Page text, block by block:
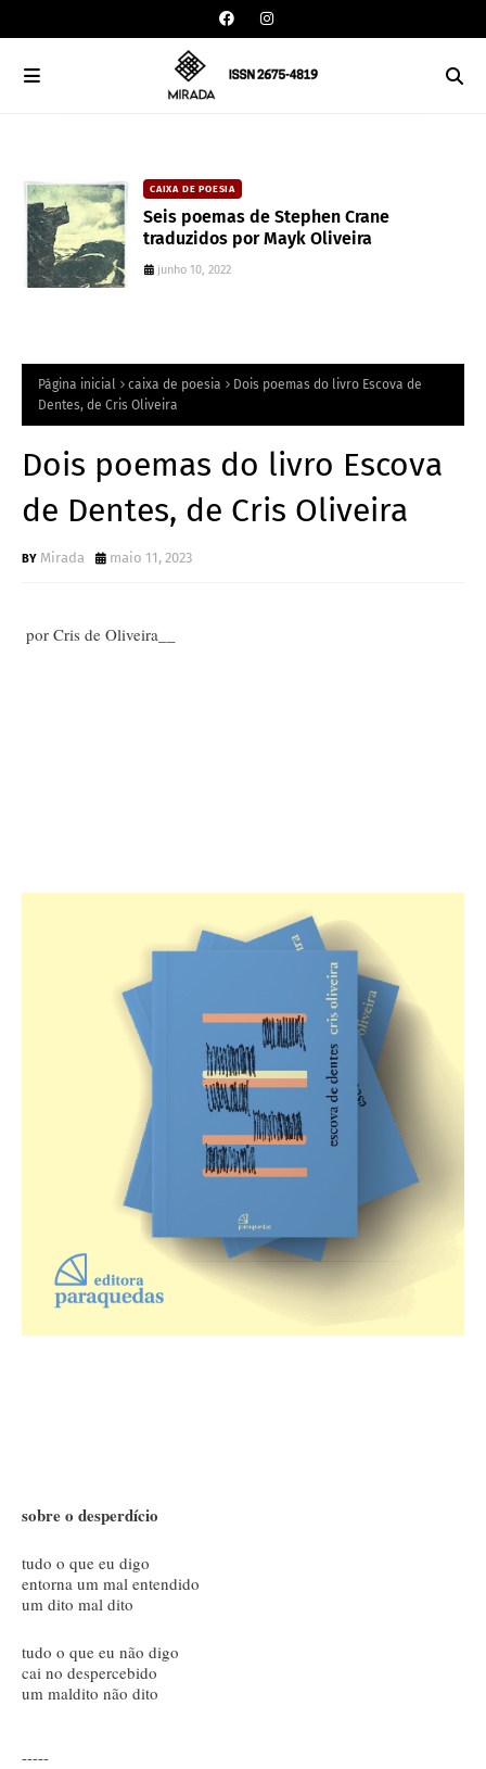
CAIXA DE POESIA
Seis poemas de Stephen Crane
traduzidos por Mayk Oliveira
junho 10, 2022
Página inicial caixa de poesia
Dois poemas do livro Escova de
Dentes, de Cris Oliveira
Dois poemas do livro Escova
de Dentes, de Cris Oliveira
Mirada maio 11, 2023
por Cris de Oliveira__
sobre o desperdício
tudo o que eu digo
entorna um mal entendido
um dito mal dito
tudo o que eu não digo
cai no despercebido
um maldito não dito
-----